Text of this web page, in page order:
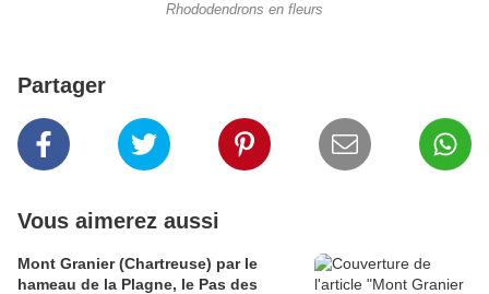
Rhododendrons en fleurs
Partager
Vous aimerez aussi
Mont Granier (Chartreuse) par le
hameau de la Plagne, le Pas des